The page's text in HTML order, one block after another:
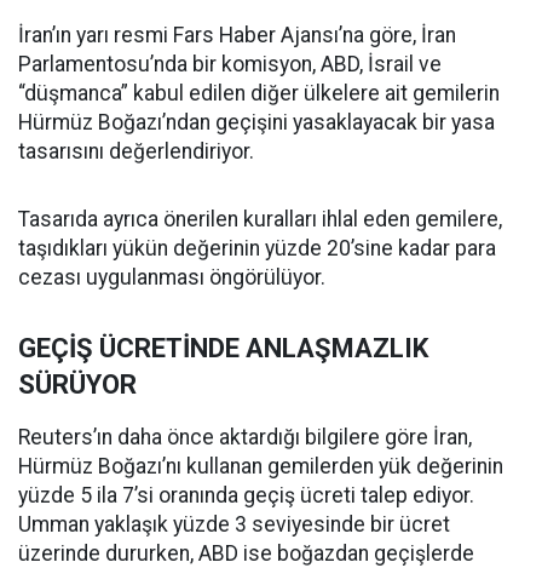
İran’ın yarı resmi Fars Haber Ajansı’na göre, İran
Parlamentosu’nda bir komisyon, ABD, İsrail ve
“düşmanca” kabul edilen diğer ülkelere ait gemilerin
Hürmüz Boğazı’ndan geçişini yasaklayacak bir yasa
tasarısını değerlendiriyor.
Tasarıda ayrıca önerilen kuralları ihlal eden gemilere,
taşıdıkları yükün değerinin yüzde 20’sine kadar para
cezası uygulanması öngörülüyor.
GEÇİŞ ÜCRETİNDE ANLAŞMAZLIK
SÜRÜYOR
Reuters’ın daha önce aktardığı bilgilere göre İran,
Hürmüz Boğazı’nı kullanan gemilerden yük değerinin
yüzde 5 ila 7’si oranında geçiş ücreti talep ediyor.
Umman yaklaşık yüzde 3 seviyesinde bir ücret
üzerinde dururken, ABD ise boğazdan geçişlerde